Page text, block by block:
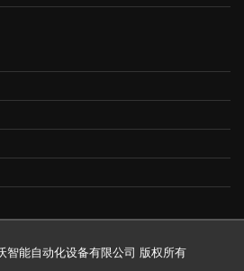
智能自动化设备有限公司 版权所有